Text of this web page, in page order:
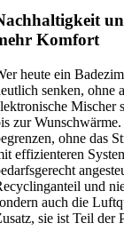
Komfort
heute ein
senken, ohne
Mischer
zur
ohne das
effizienteren
und
auch die
sie ist Teil der